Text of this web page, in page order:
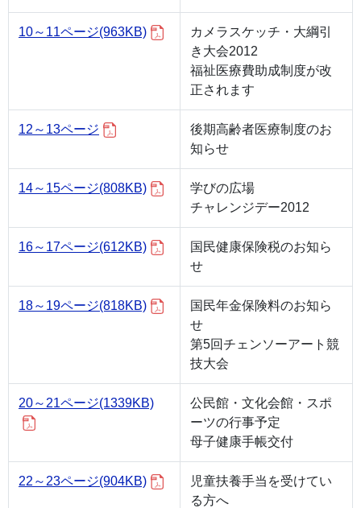
10～11ページ(963KB)
カメラスケッチ・大綱引
き大会2012
福祉医療費助成制度が改
正されます
12～13ページ
後期高齢者医療制度のお
知らせ
14～15ページ(808KB)
学びの広場
チャレンジデー2012
16～17ページ(612KB)
国民健康保険税のお知ら
せ
18～19ページ(818KB)
国民年金保険料のお知ら
せ
第5回チェンソーアート競
技大会
20～21ページ(1339KB)
公民館・文化会館・スポ
ーツの行事予定
母子健康手帳交付
22～23ページ(904KB)
児童扶養手当を受けてい
る方へ